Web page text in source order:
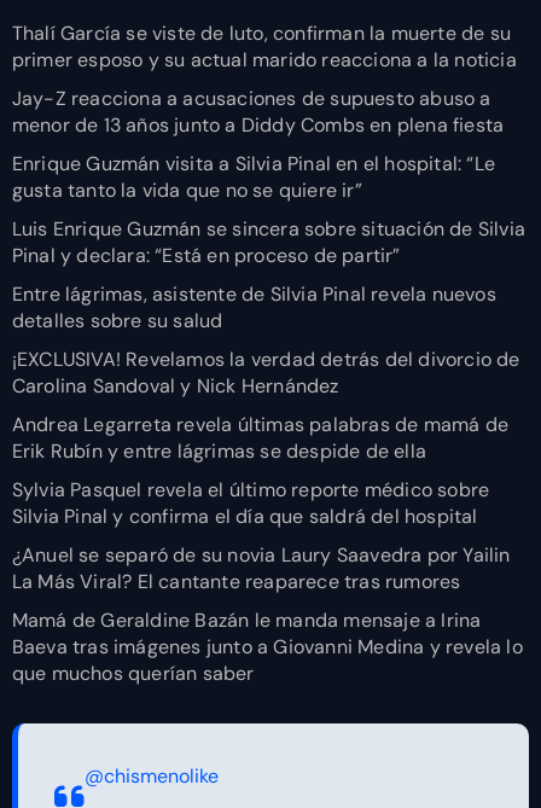
Thalí García se viste de luto, confirman la muerte de su
primer esposo y su actual marido reacciona a la noticia
Jay-Z reacciona a acusaciones de supuesto abuso a
menor de 13 años junto a Diddy Combs en plena fiesta
Enrique Guzmán visita a Silvia Pinal en el hospital: “Le
gusta tanto la vida que no se quiere ir”
Luis Enrique Guzmán se sincera sobre situación de Silvia
Pinal y declara: “Está en proceso de partir”
Entre lágrimas, asistente de Silvia Pinal revela nuevos
detalles sobre su salud
¡EXCLUSIVA! Revelamos la verdad detrás del divorcio de
Carolina Sandoval y Nick Hernández
Andrea Legarreta revela últimas palabras de mamá de
Erik Rubín y entre lágrimas se despide de ella
Sylvia Pasquel revela el último reporte médico sobre
Silvia Pinal y confirma el día que saldrá del hospital
¿Anuel se separó de su novia Laury Saavedra por Yailin
La Más Viral? El cantante reaparece tras rumores
Mamá de Geraldine Bazán le manda mensaje a Irina
Baeva tras imágenes junto a Giovanni Medina y revela lo
que muchos querían saber
@chismenolike